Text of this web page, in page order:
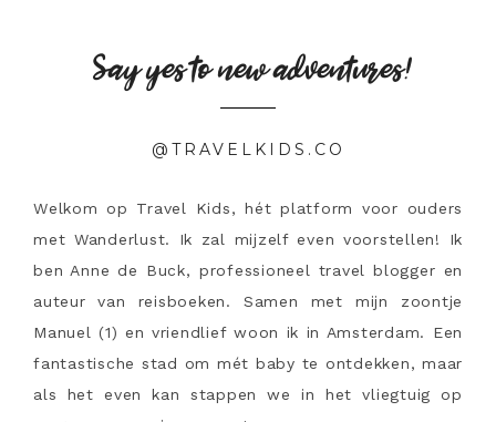
Say yes to new adventures!
@TRAVELKIDS.CO
Welkom op Travel Kids, hét platform voor ouders
met Wanderlust. Ik zal mijzelf even voorstellen! Ik
ben Anne de Buck, professioneel travel blogger en
auteur van reisboeken. Samen met mijn zoontje
Manuel (1) en vriendlief woon ik in Amsterdam. Een
fantastische stad om mét baby te ontdekken, maar
als het even kan stappen we in het vliegtuig op